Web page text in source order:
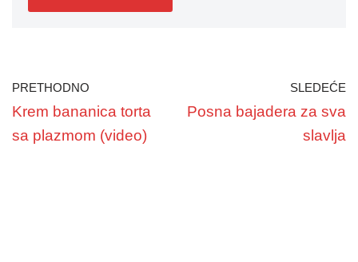
PRETHODNO
Krem bananica torta
sa plazmom (video)
SLEDEĆE
Posna bajadera za sva
slavlja